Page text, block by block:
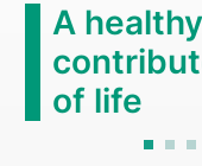
A
of life